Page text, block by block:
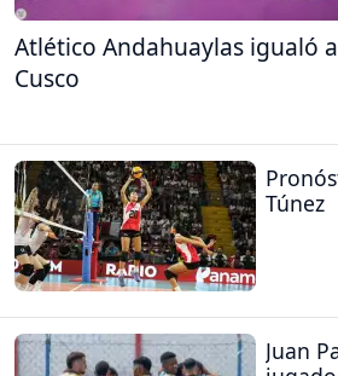
Atlético Andahuaylas igualó
Cusco
Túnez
Juan